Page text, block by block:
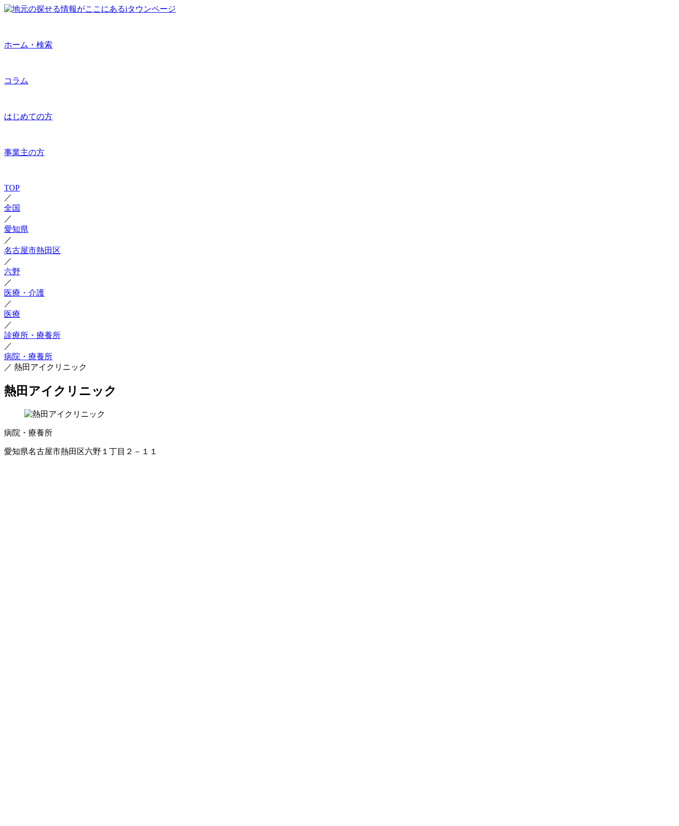
ホーム・検索
コラム
はじめての方
事業主の方
TOP
／
全国
／
愛知県
／
名古屋市熱田区
／
六野
／
医療・介護
／
医療
／
診療所・療養所
／
病院・療養所
／ 熱田アイクリニック
熱田アイクリニック
病院・療養所
愛知県名古屋市熱田区六野１丁目２－１１